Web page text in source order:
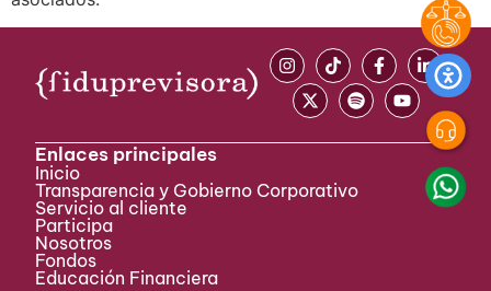
Enlaces principales
Inicio
Transparencia y Gobierno Corporativo
Servicio al cliente
Participa ​
Nosotros
Fondos
Educación Financiera